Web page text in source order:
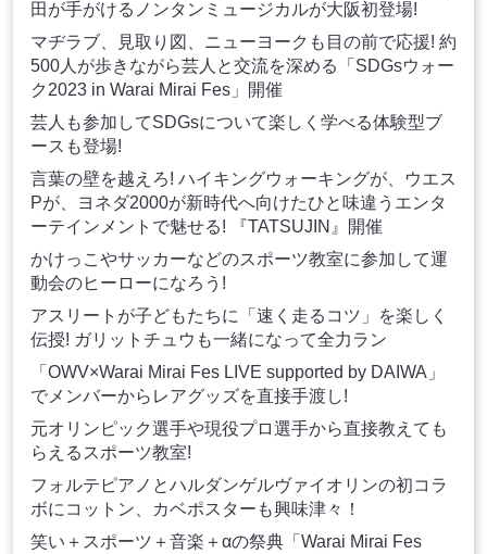
田が手がけるノンタンミュージカルが大阪初登場!
マヂラブ、見取り図、ニューヨークも目の前で応援! 約
500人が歩きながら芸人と交流を深める「SDGsウォー
ク2023 in Warai Mirai Fes」開催
芸人も参加してSDGsについて楽しく学べる体験型ブ
ースも登場!
言葉の壁を越えろ! ハイキングウォーキングが、ウエス
Pが、ヨネダ2000が新時代へ向けたひと味違うエンタ
ーテインメントで魅せる! 『TATSUJIN』開催
かけっこやサッカーなどのスポーツ教室に参加して運
動会のヒーローになろう!
アスリートが子どもたちに「速く走るコツ」を楽しく
伝授! ガリットチュウも一緒になって全力ラン
「OWV×Warai Mirai Fes LIVE supported by DAIWA」
でメンバーからレアグッズを直接手渡し!
元オリンピック選手や現役プロ選手から直接教えても
らえるスポーツ教室!
フォルテピアノとハルダンゲルヴァイオリンの初コラ
ボにコットン、カベポスターも興味津々！
笑い＋スポーツ＋音楽＋αの祭典「Warai Mirai Fes